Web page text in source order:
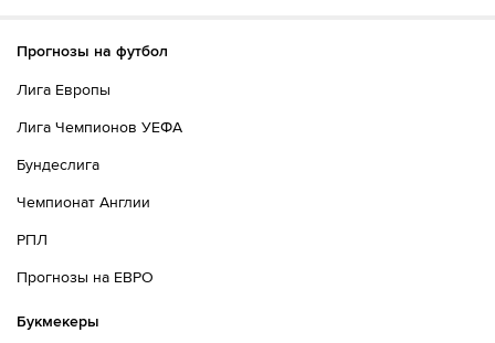
Прогнозы на футбол
Лига Европы
Лига Чемпионов УЕФА
Бундеслига
Чемпионат Англии
РПЛ
Прогнозы на ЕВРО
Букмекеры